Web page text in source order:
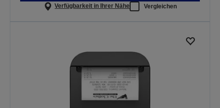
Verfügbarkeit in Ihrer Nähe Vergleichen